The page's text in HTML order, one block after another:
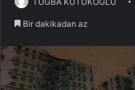
Bir dakikadan az